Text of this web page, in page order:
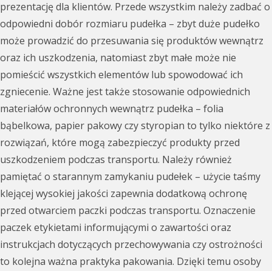
prezentację dla klientów. Przede wszystkim należy zadbać o
odpowiedni dobór rozmiaru pudełka – zbyt duże pudełko
może prowadzić do przesuwania się produktów wewnątrz
oraz ich uszkodzenia, natomiast zbyt małe może nie
pomieścić wszystkich elementów lub spowodować ich
zgniecenie. Ważne jest także stosowanie odpowiednich
materiałów ochronnych wewnątrz pudełka – folia
bąbelkowa, papier pakowy czy styropian to tylko niektóre z
rozwiązań, które mogą zabezpieczyć produkty przed
uszkodzeniem podczas transportu. Należy również
pamiętać o starannym zamykaniu pudełek – użycie taśmy
klejącej wysokiej jakości zapewnia dodatkową ochronę
przed otwarciem paczki podczas transportu. Oznaczenie
paczek etykietami informującymi o zawartości oraz
instrukcjach dotyczących przechowywania czy ostrożności
to kolejna ważna praktyka pakowania. Dzięki temu osoby